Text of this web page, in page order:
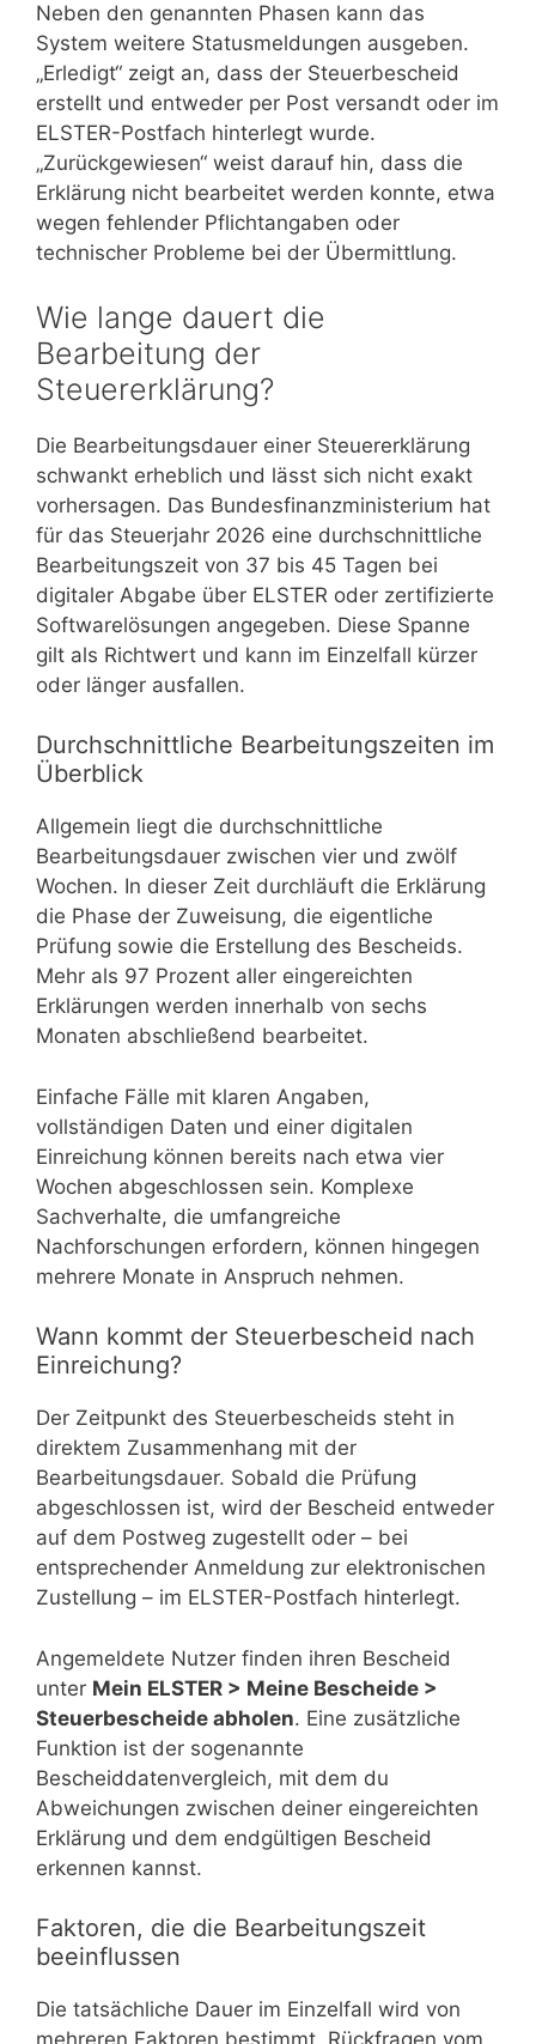
Neben den genannten Phasen kann das
System weitere Statusmeldungen ausgeben.
„Erledigt“ zeigt an, dass der Steuerbescheid
erstellt und entweder per Post versandt oder im
ELSTER-Postfach hinterlegt wurde.
„Zurückgewiesen“ weist darauf hin, dass die
Erklärung nicht bearbeitet werden konnte, etwa
wegen fehlender Pflichtangaben oder
technischer Probleme bei der Übermittlung.
Wie lange dauert die
Bearbeitung der
Steuererklärung?
Die Bearbeitungsdauer einer Steuererklärung
schwankt erheblich und lässt sich nicht exakt
vorhersagen. Das Bundesfinanzministerium hat
für das Steuerjahr 2026 eine durchschnittliche
Bearbeitungszeit von 37 bis 45 Tagen bei
digitaler Abgabe über ELSTER oder zertifizierte
Softwarelösungen angegeben. Diese Spanne
gilt als Richtwert und kann im Einzelfall kürzer
oder länger ausfallen.
Durchschnittliche Bearbeitungszeiten im
Überblick
Allgemein liegt die durchschnittliche
Bearbeitungsdauer zwischen vier und zwölf
Wochen. In dieser Zeit durchläuft die Erklärung
die Phase der Zuweisung, die eigentliche
Prüfung sowie die Erstellung des Bescheids.
Mehr als 97 Prozent aller eingereichten
Erklärungen werden innerhalb von sechs
Monaten abschließend bearbeitet.
Einfache Fälle mit klaren Angaben,
vollständigen Daten und einer digitalen
Einreichung können bereits nach etwa vier
Wochen abgeschlossen sein. Komplexe
Sachverhalte, die umfangreiche
Nachforschungen erfordern, können hingegen
mehrere Monate in Anspruch nehmen.
Wann kommt der Steuerbescheid nach
Einreichung?
Der Zeitpunkt des Steuerbescheids steht in
direktem Zusammenhang mit der
Bearbeitungsdauer. Sobald die Prüfung
abgeschlossen ist, wird der Bescheid entweder
auf dem Postweg zugestellt oder – bei
entsprechender Anmeldung zur elektronischen
Zustellung – im ELSTER-Postfach hinterlegt.
Angemeldete Nutzer finden ihren Bescheid
unter Mein ELSTER > Meine Bescheide >
Steuerbescheide abholen. Eine zusätzliche
Funktion ist der sogenannte
Bescheiddatenvergleich, mit dem du
Abweichungen zwischen deiner eingereichten
Erklärung und dem endgültigen Bescheid
erkennen kannst.
Faktoren, die die Bearbeitungszeit
beeinflussen
Die tatsächliche Dauer im Einzelfall wird von
mehreren Faktoren bestimmt. Rückfragen vom